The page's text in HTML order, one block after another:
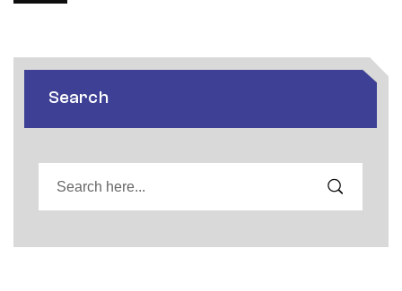
Search